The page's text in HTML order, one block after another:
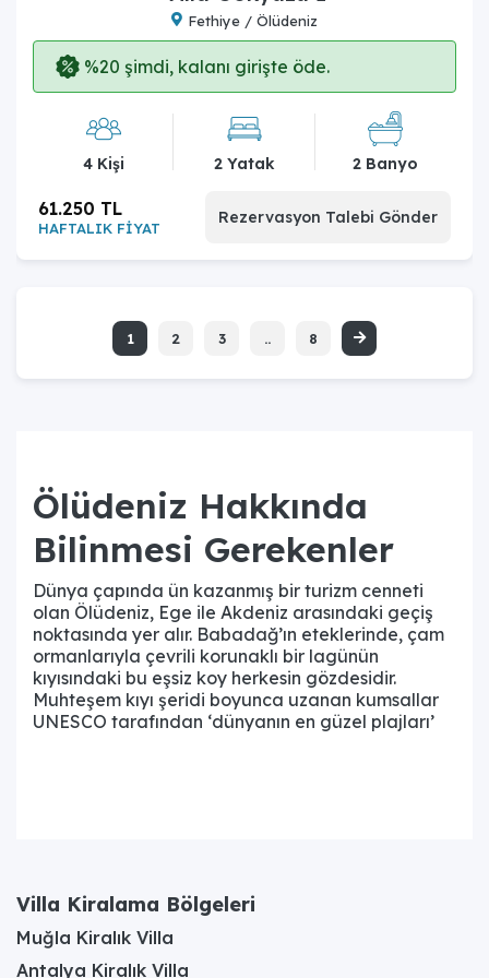
Fethiye / Ölüdeniz
%20 şimdi, kalanı girişte öde.
4 Kişi 2 Yatak 2 Banyo
HAFTALIK FİYAT
61.250 TL Rezervasyon Talebi Gönder
1 2 3 .. 8
Ölüdeniz Hakkında
Bilinmesi Gerekenler
Dünya çapında ün kazanmış bir turizm cenneti
olan Ölüdeniz, Ege ile Akdeniz arasındaki geçiş
noktasında yer alır. Babadağ’ın eteklerinde, çam
ormanlarıyla çevrili korunaklı bir lagünün
kıyısındaki bu eşsiz koy herkesin gözdesidir.
Muhteşem kıyı şeridi boyunca uzanan kumsallar
UNESCO tarafından ‘dünyanın en güzel plajları’
Ölüdeniz’de tipik Akdeniz iklimi hâkimdir. Bölgede
nisan ayından ekim sonuna kadar denize girmek
Villa Kiralama Bölgeleri
Muğla Kiralık Villa
Antalya Kiralık Villa